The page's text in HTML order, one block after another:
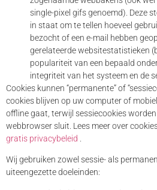
single-pixel gifs genoemd). Deze
in staat om te tellen hoeveel
bezocht of een e-mail hebben
gerelateerde websitestatistieken
populariteit van een bepaald
integriteit van het systeem en de
Cookies kunnen “permanente” of
cookies blijven op uw computer of
offline gaat, terwijl sessiecookies
webbrowser sluit. Lees meer over
gratis privacybeleid
Wij gebruiken zowel sessie- als
uiteengezette doeleinden: